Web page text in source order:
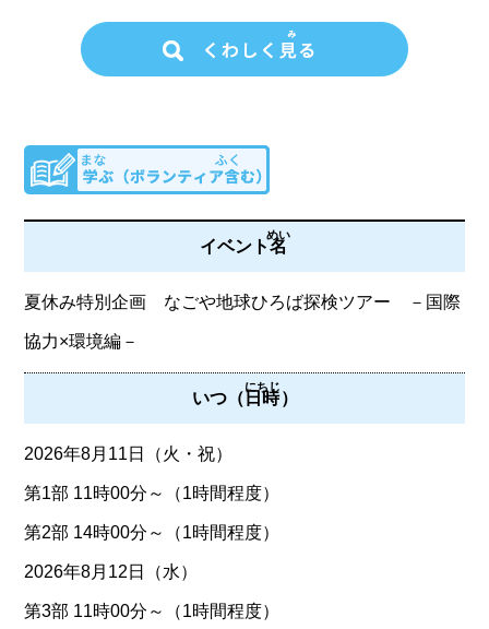
イベント名
めい
夏休み特別企画 なごや地球ひろば探検ツアー －国際
協力×環境編－
いつ（日時
にちじ
）
2026年8月11日（火・祝）
第1部 11時00分～（1時間程度）
第2部 14時00分～（1時間程度）
2026年8月12日（水）
第3部 11時00分～（1時間程度）